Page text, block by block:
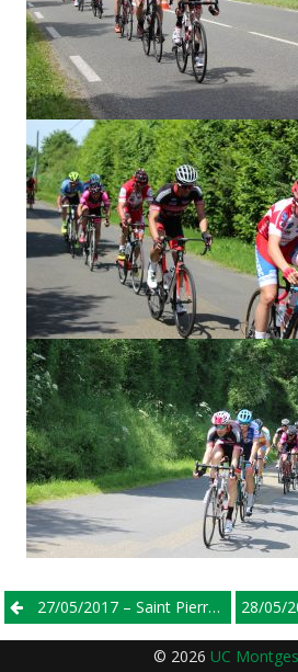
Post
navigation
27/05/2017 – Saint Pierre Des Corps (37) – Ecole De Vélo 28/05/
© 2026 UC